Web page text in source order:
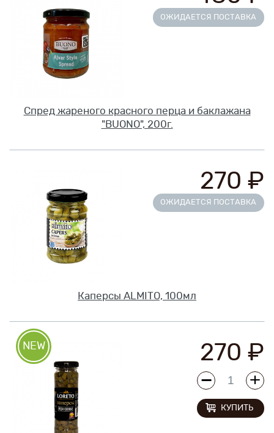
Спред жареного красного перца и баклажана
"BUONO", 200г.
ОЖИДАЕТСЯ ПОСТАВКА
Каперсы ALMITO, 100мл
270 ₽
ОЖИДАЕТСЯ ПОСТАВКА
270 ₽
КУПИТЬ